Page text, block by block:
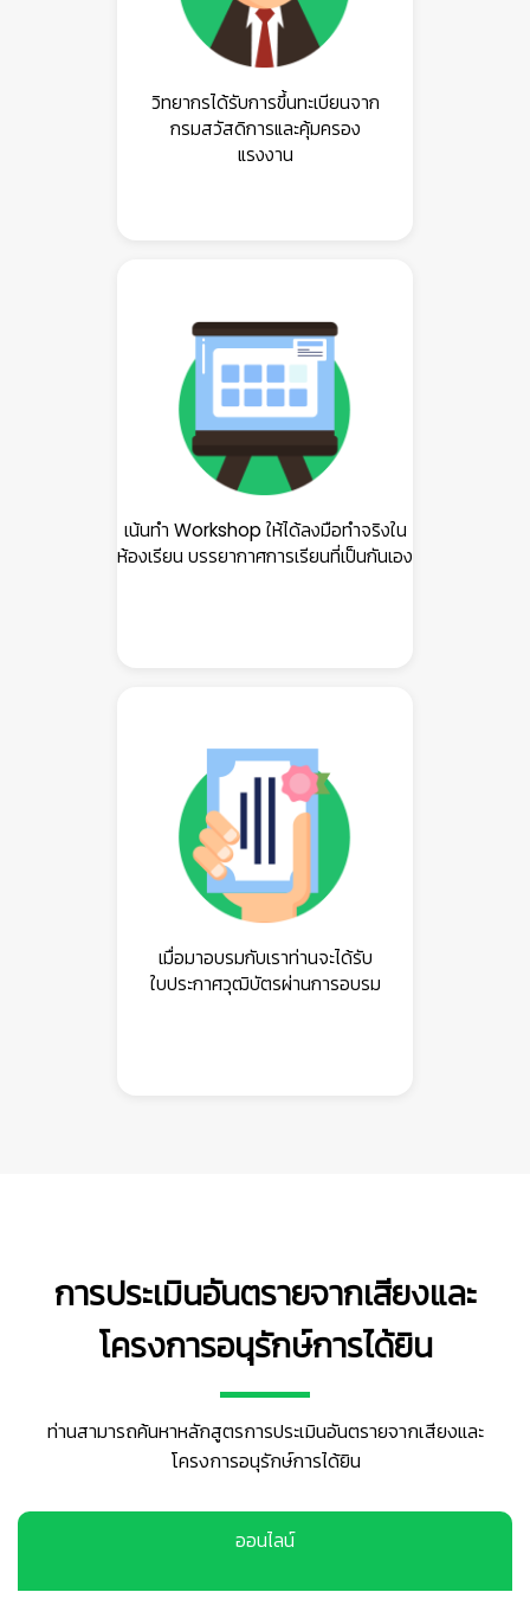
วิทยากรได้รับการขึ้นทะเบียนจาก
กรมสวัสดิการและคุ้มครอง
แรงงาน
เน้นทำ Workshop ให้ได้ลงมือทำจริงใน
ห้องเรียน บรรยากาศการเรียนที่เป็นกันเอง
เมื่อมาอบรมกับเราท่านจะได้รับ
ใบประกาศวุฒิบัตรผ่านการอบรม
การประเมินอันตรายจากเสียงและ
โครงการอนุรักษ์การได้ยิน
ท่านสามารถค้นหาหลักสูตรการประเมินอันตรายจากเสียงและ
โครงการอนุรักษ์การได้ยิน
ออนไลน์